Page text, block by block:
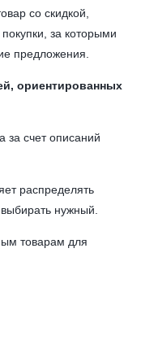
со скидкой,
за которыми
предложения.
ориентированных
за счет описаний
распределять
нужный.
товарам для